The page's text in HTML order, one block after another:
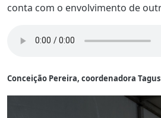
conta com o envolvimento de
Conceição Pereira, coordenadora Tagus